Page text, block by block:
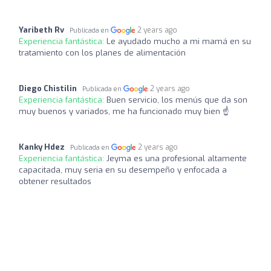
Yaribeth Rv Publicada en 2 years ago
Experiencia fantástica: Le ayudado mucho a mi mamá en su
tratamiento con los planes de alimentación
Diego Chistilin Publicada en 2 years ago
Experiencia fantástica: Buen servicio, los menús que da son
muy buenos y variados, me ha funcionado muy bien ☝️
Kanky Hdez Publicada en 2 years ago
Experiencia fantástica: Jeyma es una profesional altamente
capacitada, muy seria en su desempeño y enfocada a
obtener resultados